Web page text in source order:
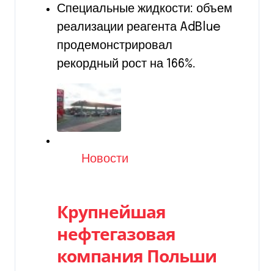
Специальные жидкости: объем
реализации реагента AdBlue
продемонстрировал
рекордный рост на 166%.
Категория
Новости
Крупнейшая
нефтегазовая
компания Польши